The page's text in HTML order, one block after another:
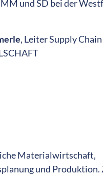
und SD bei der
, Leiter Supply Chain
Materialwirtschaft,
und Produktion.